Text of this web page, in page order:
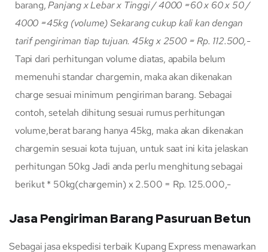
barang,Panjang x Lebar x Tinggi / 4000 =60 x 60 x 50 /
4000 =45kg (volume)Sekarang cukup kali kan dengan
tarif pengiriman tiap tujuan. 45kg x 2500 = Rp. 112.500,-
Tapi dari perhitungan volume diatas, apabila belum
memenuhi standar chargemin, maka akan dikenakan
charge sesuai minimum pengiriman barang. Sebagai
contoh, setelah dihitung sesuai rumus perhitungan
volume,berat barang hanya 45kg, maka akan dikenakan
chargemin sesuai kota tujuan, untuk saat ini kita jelaskan
perhitungan 50kg Jadi anda perlu menghitung sebagai
berikut * 50kg(chargemin) x 2.500 = Rp. 125.000,-
Jasa Pengiriman Barang Pasuruan Betun
Sebagai jasa ekspedisi terbaik Kupang Express menawarkan